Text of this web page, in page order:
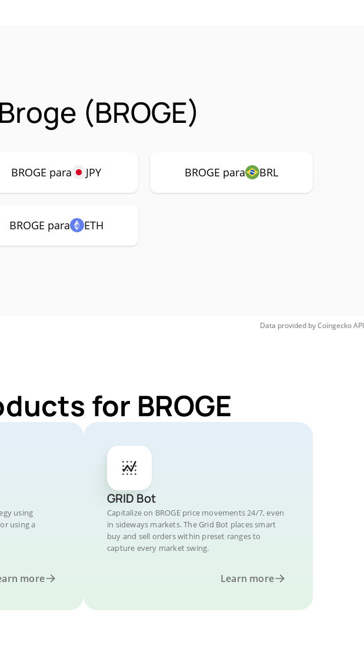
(BROGE)
BROGE para JPY BROGE para BRL
BROGE para ETH
Data provided byCoingeckoAPI
for BROGE
using
using a
more
GRID Bot
Capitalize on BROGE price movements 24/7, even
in sideways markets. The Grid Bot places smart
buy and sell orders within preset ranges to
capture every market swing.
Learn more